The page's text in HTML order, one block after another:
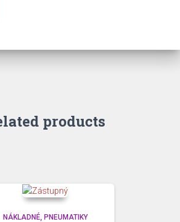
products
NÁKLADNÉ PNEUMATIKY